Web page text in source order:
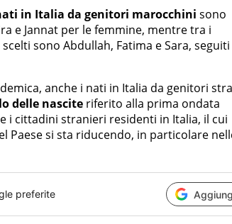
in Italia da genitori marocchini sono
e Jannat per le femmine, mentre tra i
sono Abdullah, Fatima e Sara, seguiti
anche i nati in Italia da genitori
delle nascite riferito alla prima ondata
i cittadini stranieri residenti in Italia, il cui
Paese si sta riducendo, in particolare
preferite